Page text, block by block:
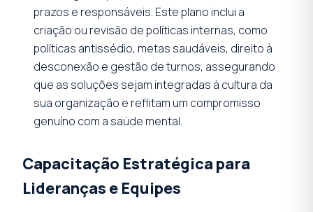
prazos e responsáveis. Este plano inclui a
criação ou revisão de políticas internas, como
políticas antissédio, metas saudáveis, direito à
desconexão e gestão de turnos, assegurando
que as soluções sejam integradas à cultura da
sua organização e reflitam um compromisso
genuíno com a saúde mental.
Capacitação Estratégica para
Lideranças e Equipes